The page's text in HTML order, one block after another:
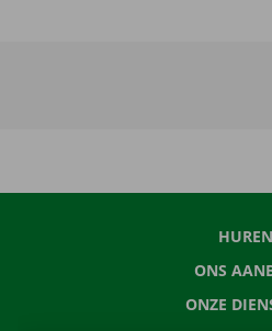
HUREN
ONS
ONZE